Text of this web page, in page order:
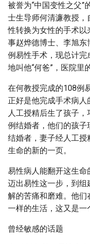
被誉为“中国变性之父”
士生导师何清濂教授
性转换为女性的手术
事赵烨德博士、李旭
例易性手术，现总计
地叫他“何爸”，医院里
在何教授完成的108例
正好是他完成手术病
人工授精后生了孩子
例结婚者，他们的孩
结婚者，妻子经人工
生命的新的一页。
易性病人能翻开这生
迈出易性这一步，到
解的苦痛和磨难。他
一样的生活，这又是一
曾经敏感的话题